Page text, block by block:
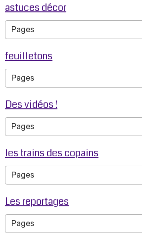
astuces décor
feuilletons
Des vidéos !
les trains des copains
Les reportages